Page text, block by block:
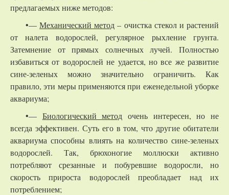
предлагаемых ниже методов:
•—Механический метод – очистка стекол и растений
от налета водорослей, регулярное рыхление грунта.
Затемнение от прямых солнечных лучей. Полностью
избавиться от водорослей не удается, но все же развитие
сине-зеленых можно значительно ограничить. Как
правило, эти меры применяются при еженедельной уборке
аквариума;
•— Биологический метод очень интересен, но не
всегда эффективен. Суть его в том, что другие обитатели
аквариума способны влиять на количество сине-зеленых
водорослей. Так, брюхоногие моллюски активно
потребляют срезанные и побуревшие водоросли, но
скорость прироста водорослей преобладает над их
потреблением;